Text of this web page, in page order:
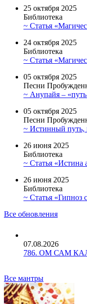
25 октября 2025
Библиотека
~ Статья
24 октября 2025
Библиотека
~ Статья
05 октября 2025
Песни
~ Анупайя – «путь
05 октября 2025
Песни
~ Истинный путь,
26 июня 2025
Библиотека
~ Статья «Истина
26 июня 2025
Библиотека
~ Статья «Гипноз
Все обновления
07.08.2026
786. ОМ САМ
Все мантры